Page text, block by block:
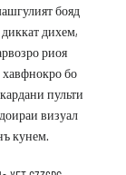
бояд
дихем,
риоя
бо
пульти
визуал
кунем.